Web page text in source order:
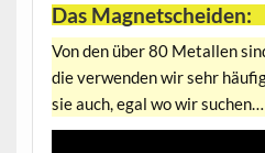
Das Magnetscheiden:
Von den über 80 Metallen
die verwenden wir sehr
sie auch, egal wo wir suchen…